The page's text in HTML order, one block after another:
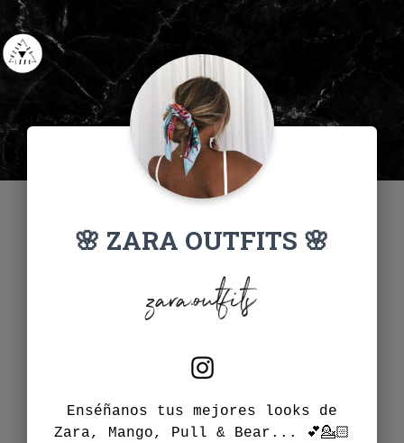
🌸 ZARA OUTFITS 🌸
zara.outfits
Enséñanos tus mejores looks de
Zara, Mango, Pull & Bear... 💕💁🏻